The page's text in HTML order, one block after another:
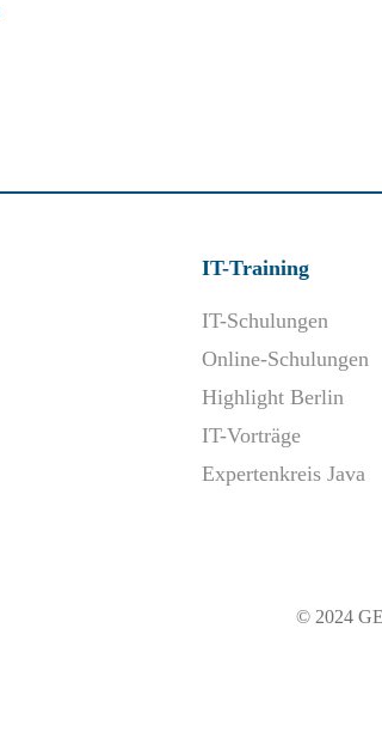
IT-Training
IT-Schulungen
Online-Schulungen
Highlight Berlin
IT-Vorträge
Expertenkreis Java
© 2024